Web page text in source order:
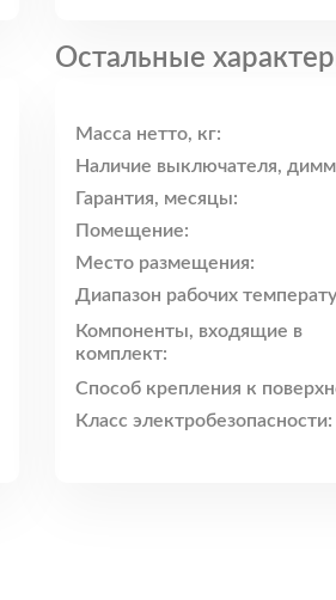
Остальные
Масса нетто, кг:
Наличие выключателя,
Гарантия, месяцы:
Помещение:
Место размещения:
Диапазон рабочих
Компоненты, входящие в
комплект:
Способ крепления к
Класс электробезопасности: